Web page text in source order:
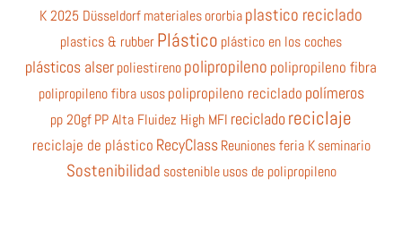
K 2025 Düsseldorfmaterialesororbiaplastico reciclado
plastics & rubberPlástico plástico en los coches
plásticos alserpoliestirenopolipropileno polipropileno fibra
polipropileno fibra usos polipropileno reciclado polímeros
pp 20gfPP Alta Fluidez High MFI reciclado reciclaje
reciclaje de plástico RecyClass Reuniones feria K seminario
Sostenibilidad sostenible usos de polipropileno